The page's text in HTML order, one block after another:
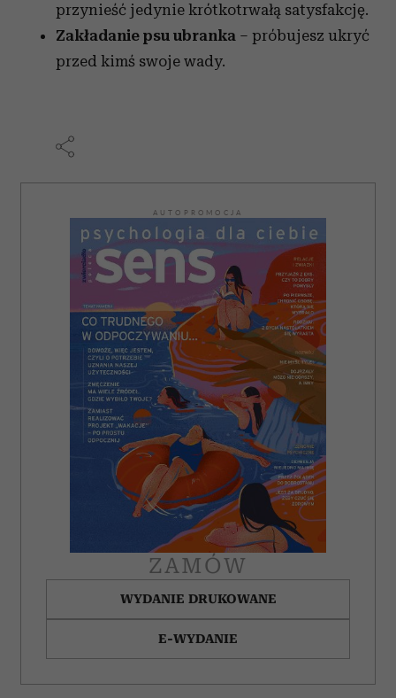
przynieść jedynie krótkotrwałą satysfakcję.
Zakładanie psu ubranka – próbujesz ukryć
przed kimś swoje wady.
AUTOPROMOCJA
ZAMÓW
WYDANIE DRUKOWANE
E-WYDANIE